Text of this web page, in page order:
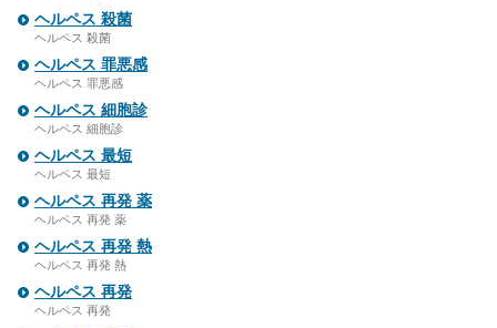
ヘルペス 殺菌
ヘルペス 殺菌
ヘルペス 罪悪感
ヘルペス 罪悪感
ヘルペス 細胞診
ヘルペス 細胞診
ヘルペス 最短
ヘルペス 最短
ヘルペス 再発 薬
ヘルペス 再発 薬
ヘルペス 再発 熱
ヘルペス 再発 熱
ヘルペス 再発
ヘルペス 再発